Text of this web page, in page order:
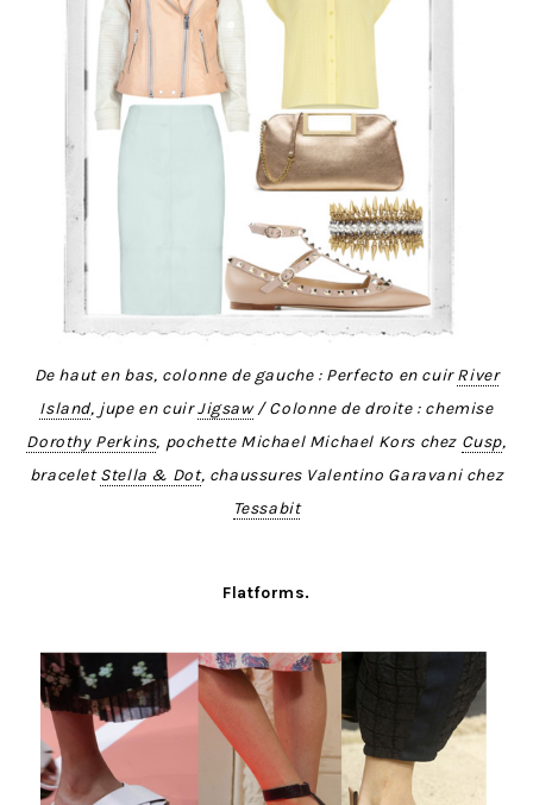
De haut en bas, colonne de gauche : Perfecto en cuirRiver
Island, jupe en cuirJigsaw/ Colonne de droite : chemise
Dorothy Perkins, pochette Michael Michael Kors chez Cusp,
braceletStella & Dot, chaussures Valentino Garavani chez
Tessabit
Flatforms.